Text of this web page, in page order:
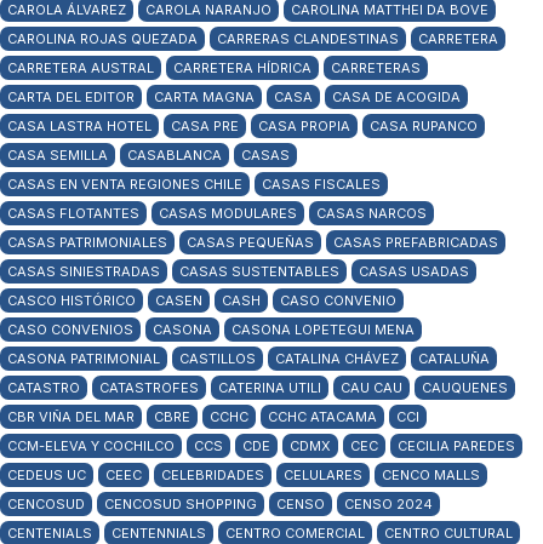
CAROLA ÁLVAREZ
CAROLA NARANJO
CAROLINA MATTHEI DA BOVE
CAROLINA ROJAS QUEZADA
CARRERAS CLANDESTINAS
CARRETERA
CARRETERA AUSTRAL
CARRETERA HÍDRICA
CARRETERAS
CARTA DEL EDITOR
CARTA MAGNA CASA
CASA DE ACOGIDA
CASA LASTRA HOTEL
CASA PRE CASA PROPIA
CASA RUPANCO
CASA SEMILLA
CASABLANCA
CASAS
CASAS EN VENTA REGIONES CHILE
CASAS FISCALES
CASAS FLOTANTES
CASAS MODULARES
CASAS NARCOS
CASAS PATRIMONIALES
CASAS PEQUEÑAS
CASAS PREFABRICADAS
CASAS SINIESTRADAS
CASAS SUSTENTABLES
CASAS USADAS
CASCO HISTÓRICO
CASEN CASH
CASO CONVENIO
CASO CONVENIOS
CASONA
CASONA LOPETEGUI MENA
CASONA PATRIMONIAL
CASTILLOS CATALINA CHÁVEZ
CATALUÑA
CATASTRO
CATASTROFES CATERINA UTILI CAU CAU
CAUQUENES
CBR VIÑA DEL MAR
CBRE CCHC CCHC ATACAMA
CCI
CCM-ELEVA Y COCHILCO
CCS CDE CDMX CEC
CECILIA PAREDES
CEDEUS UC
CEEC CELEBRIDADES CELULARES
CENCO MALLS
CENCOSUD
CENCOSUD SHOPPING CENSO
CENSO 2024
CENTENIALS
CENTENNIALS CENTRO COMERCIAL
CENTRO CULTURAL